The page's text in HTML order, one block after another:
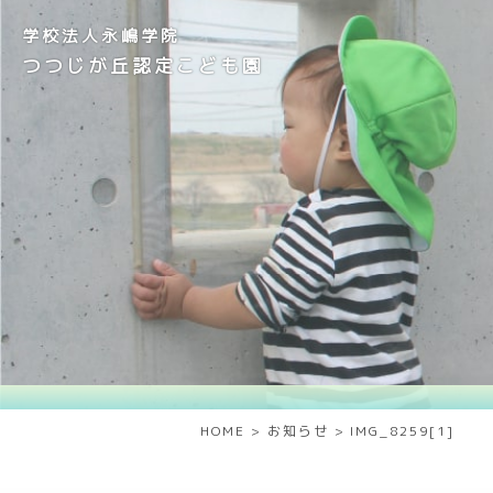
学校法人永嶋学院
つつじが丘認定こども園
HOME > お知らせ > IMG_8259[1]